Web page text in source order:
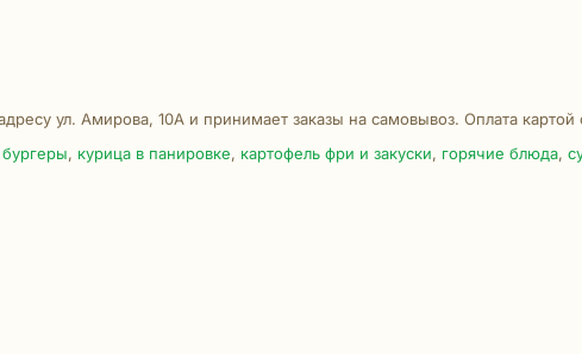
ул. Амирова, 10А и принимает заказы на самовывоз. Оплата
бургеры, курица в панировке, картофель фри и закуски, горячие блюда,